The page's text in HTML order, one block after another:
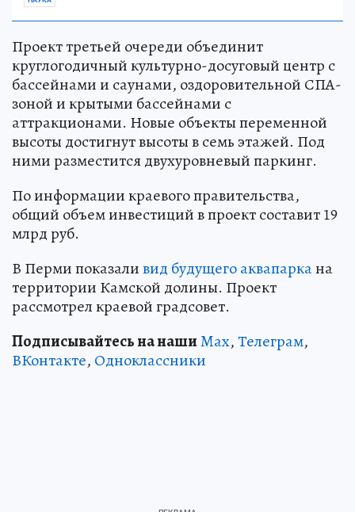
Проект третьей очереди объединит
круглогодичный культурно-досуговый центр с
бассейнами и саунами, оздоровительной СПА-
зоной и крытыми бассейнами с
аттракционами. Новые объекты переменной
высоты достигнут высоты в семь этажей. Под
ними разместится двухуровневый паркинг.
По информации краевого правительства,
общий объем инвестиций в проект составит 19
млрд руб.
В Перми показаливид будущего аквапаркана
территории Камской долины. Проект
рассмотрел краевой градсовет.
Подписывайтесь на нашиMax,Телеграм,
ВКонтакте, Одноклассники